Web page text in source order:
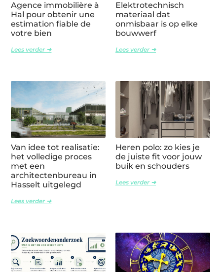
Agence immobilière à
Hal pour obtenir une
estimation fiable de
votre bien
Lees verder ➜
Elektrotechnisch
materiaal dat
onmisbaar is op elke
bouwwerf
Lees verder ➜
Van idee tot realisatie:
het volledige proces
met een
architectenbureau in
Hasselt uitgelegd
Lees verder ➜
Heren polo: zo kies je
de juiste fit voor jouw
buik en schouders
Lees verder ➜